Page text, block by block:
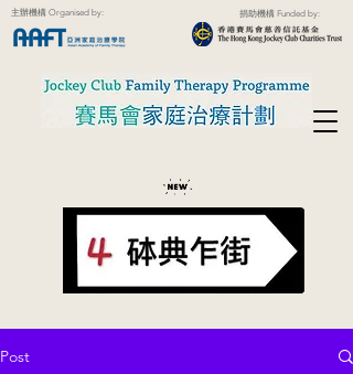
主辦機構 Organised by: 捐助機構 Funded by:
Post